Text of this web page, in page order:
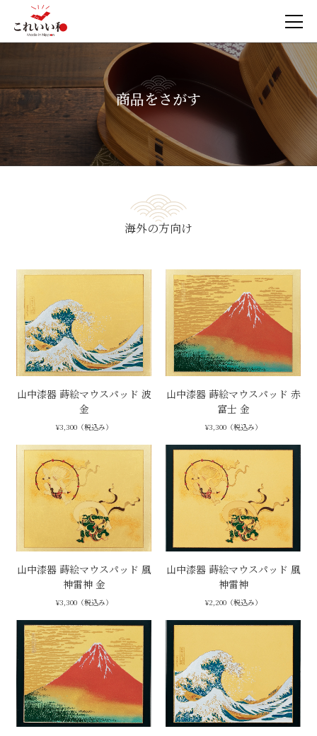
商品をさがす
海外の方向け
山中漆器 蒔絵マウスパッド 波
金
¥3,300（税込み）
山中漆器 蒔絵マウスパッド 赤
富士 金
¥3,300（税込み）
山中漆器 蒔絵マウスパッド 風
神雷神 金
¥3,300（税込み）
山中漆器 蒔絵マウスパッド 風
神雷神
¥2,200（税込み）